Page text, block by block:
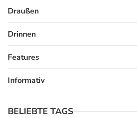
Draußen
Drinnen
Features
Informativ
BELIEBTE TAGS